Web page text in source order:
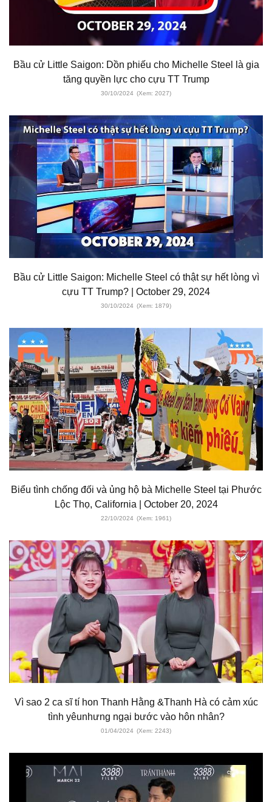
Bầu cử Little Saigon: Dồn phiếu cho Michelle Steel là gia
tăng quyền lực cho cựu TT Trump
30/10/2024 (Xem: 2027)
Bầu cử Little Saigon: Michelle Steel có thật sự hết lòng vì
cựu TT Trump? | October 29, 2024
30/10/2024 (Xem: 1879)
Biểu tình chống đối và ủng hộ bà Michelle Steel tại Phước
Lộc Thọ, California | October 20, 2024
22/10/2024 (Xem: 1961)
Vì sao 2 ca sĩ tí hon Thanh Hằng &Thanh Hà có cảm xúc
tình yêunhưng ngại bước vào hôn nhân?
01/04/2024 (Xem: 2243)